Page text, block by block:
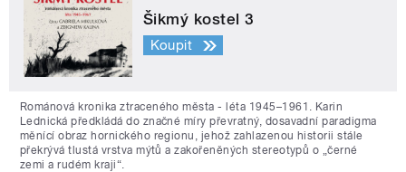
Šikmý kostel 3
Koupit
Románová kronika ztraceného města - léta 1945–1961. Karin
Lednická předkládá do značné míry převratný, dosavadní paradigma
měnící obraz hornického regionu, jehož zahlazenou historii stále
překrývá tlustá vrstva mýtů a zakořeněných stereotypů o „černé
zemi a rudém kraji“.